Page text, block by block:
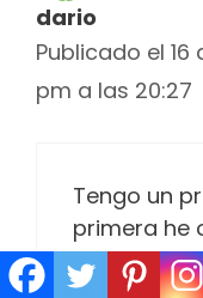
dario
Publicado el 16
pm a las 20:27
Tengo un
primera he
serie El